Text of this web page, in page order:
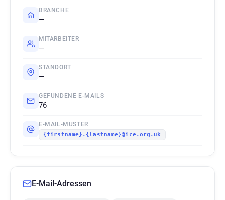
BRANCHE
—
MITARBEITER
—
STANDORT
—
GEFUNDENE E-MAILS
76
E-MAIL-MUSTER
{firstname}.{lastname}@ice.org.uk
E-Mail-Adressen